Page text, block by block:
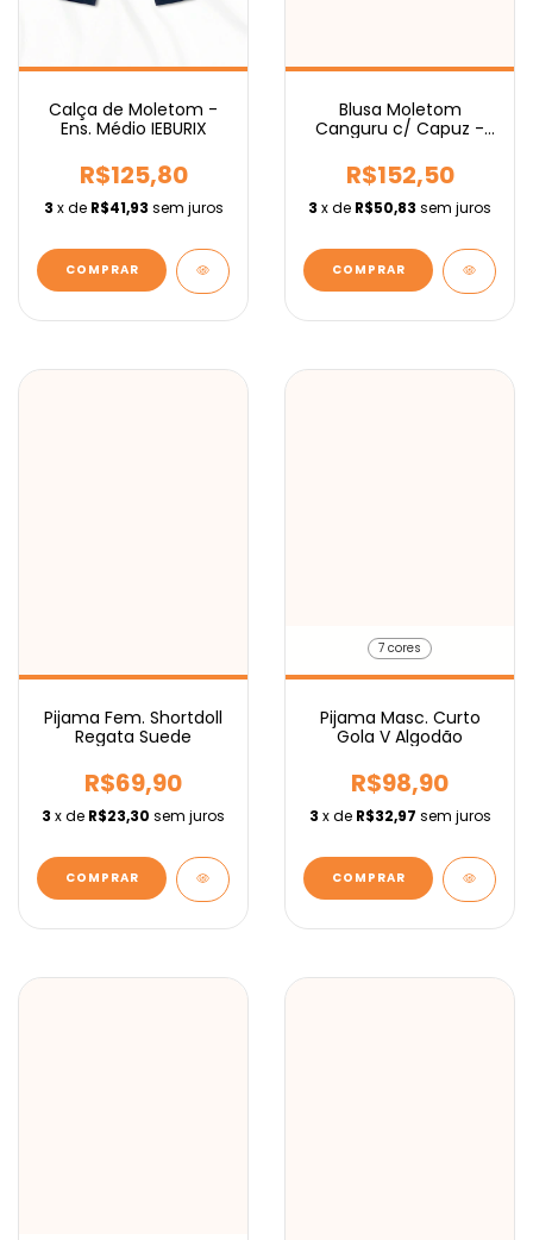
Calça de Moletom -
Ens. Médio IEBURIX
R$125,80
3 x de R$41,93 sem juros
COMPRAR
Blusa Moletom
Canguru c/ Capuz -
IEBURIX
R$152,50
3 x de R$50,83 sem juros
COMPRAR
Pijama Fem. Shortdoll
Regata Suede
R$69,90
3 x de R$23,30 sem juros
COMPRAR
7 cores
Pijama Masc. Curto
Gola V Algodão
R$98,90
3 x de R$32,97 sem juros
COMPRAR